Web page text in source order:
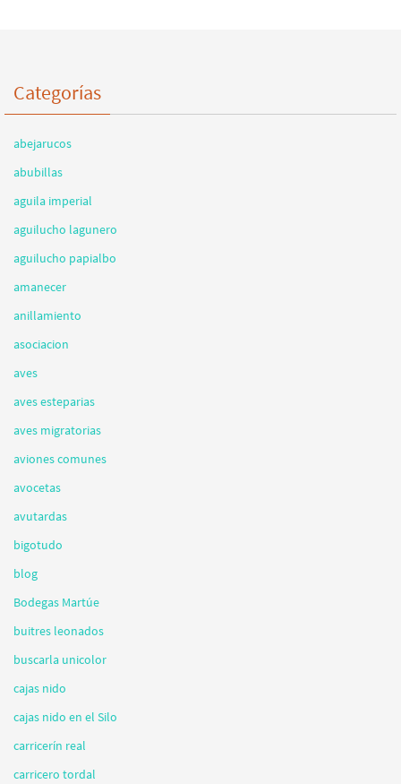
Categorías
abejarucos
abubillas
aguila imperial
aguilucho lagunero
aguilucho papialbo
amanecer
anillamiento
asociacion
aves
aves esteparias
aves migratorias
aviones comunes
avocetas
avutardas
bigotudo
blog
Bodegas Martúe
buitres leonados
buscarla unicolor
cajas nido
cajas nido en el Silo
carricerín real
carricero tordal